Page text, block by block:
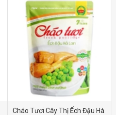
Cháo Tươi Cây Thị Ếch Đậu Hà